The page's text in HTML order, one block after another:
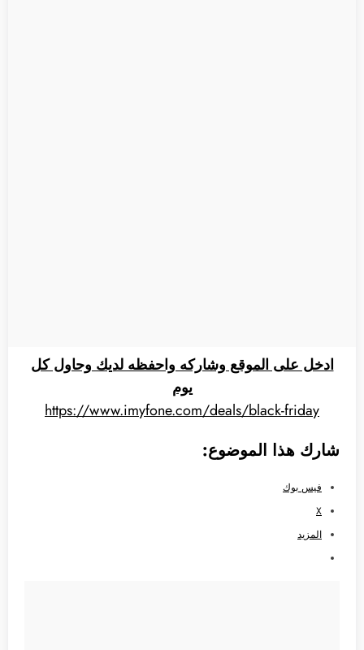
ادخل على الموقع وشاركه واحفظه لديك وحاول كل
يوم
https://www.imyfone.com/deals/black-friday
شارك هذا الموضوع:
فيس بوك
X
المزيد